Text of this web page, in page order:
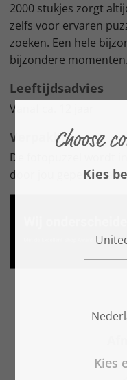
2000 stukjes zorgt
zelfs voor ervaren
zoeken. Een hele
bijzondere momenten.
Leeftijdsadvies
Vanaf ca. 12 jaar
Verpakking
De fotopuzzel wordt
door jou